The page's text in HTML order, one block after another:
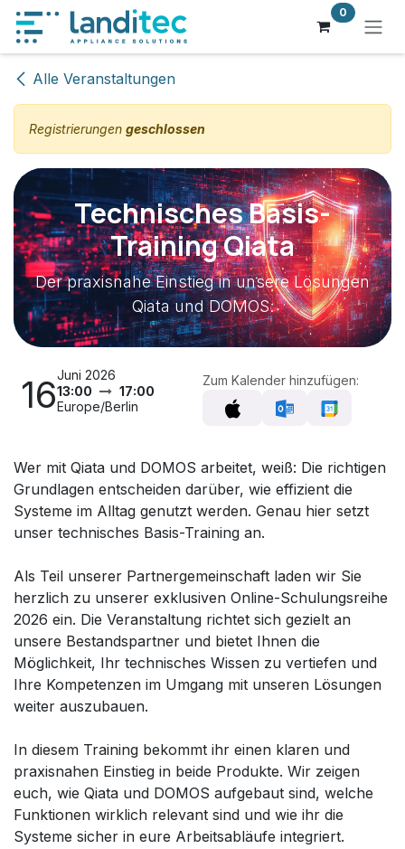
Zum Inhalt springen 0
Alle Veranstaltungen
Registrierungen geschlossen
Technisches Basis-
Training Qiata
Der praxisnahe Einstieg in unsere Lösungen
Qiata und DOMOS.
16Juni 2026
13:00
17:00
Europe/Berlin
Zum Kalender hinzufügen:
Wer mit Qiata und DOMOS arbeitet, weiß: Die richtigen
Grundlagen entscheiden darüber, wie effizient die
Systeme im Alltag genutzt werden. Genau hier setzt
unser technisches Basis-Training an.
Als Teil unserer Partnergemeinschaft laden wir Sie
herzlich zu unserer exklusiven Online-Schulungsreihe
2026 ein. Die Veranstaltung richtet sich gezielt an
unsere Bestandspartner und bietet Ihnen die
Möglichkeit, Ihr technisches Wissen zu vertiefen und
Ihre Kompetenzen im Umgang mit unseren Lösungen
weiter auszubauen.
In diesem Training bekommt ihr einen klaren und
praxisnahen Einstieg in beide Produkte. Wir zeigen
euch, wie Qiata und DOMOS aufgebaut sind, welche
Funktionen wirklich relevant sind und wie ihr die
Systeme sicher in eure Arbeitsabläufe integriert.